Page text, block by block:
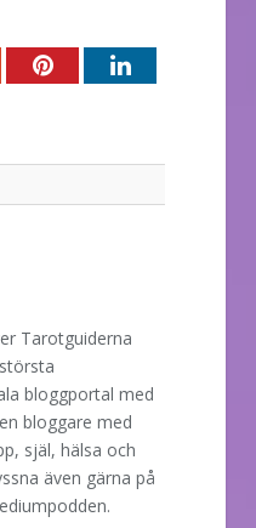
PinterestLinkedIn
Tarotguiderna
bloggportal med
bloggare med
själ, hälsa och
även gärna på